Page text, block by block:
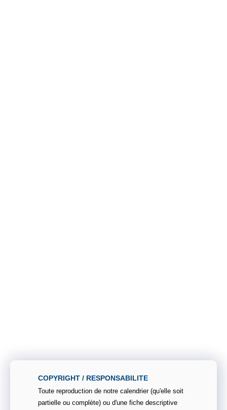
COPYRIGHT / RESPONSABILITE
Toute reproduction de notre calendrier (qu'elle soit
partielle ou complète) ou d'une fiche descriptive